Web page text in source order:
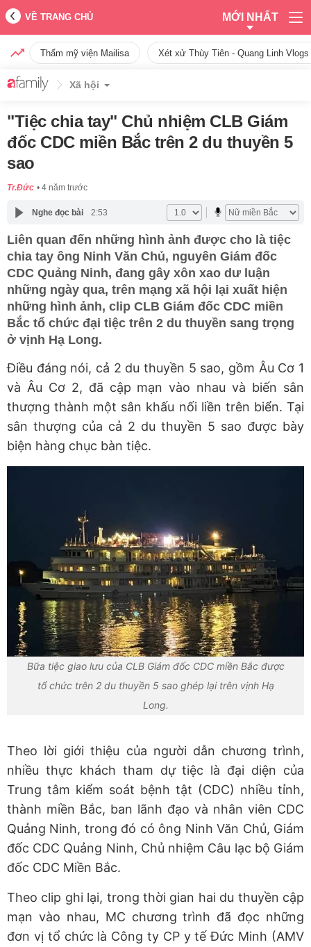
VỀ TRANG CHỦ MỚI NHẤT
Thẩm mỹ viện Mailisa Xét xử Thùy Tiên - Quang Linh
Xã hội
"Tiệc chia tay" Chủ nhiệm CLB Giám
đốc CDC miền Bắc trên 2 du thuyền 5
sao
Tr.Đức 4 năm trước
Nghe đọc bài 2:53
Liên quan đến những hình ảnh được cho là tiệc
chia tay ông Ninh Văn Chủ, nguyên Giám đốc
CDC Quảng Ninh, đang gây xôn xao dư luận
những ngày qua, trên mạng xã hội lại xuất hiện
những hình ảnh, clip CLB Giám đốc CDC miền
Bắc tổ chức đại tiệc trên 2 du thuyền sang trọng
ở vịnh Hạ Long.
Điều đáng nói, cả 2 du thuyền 5 sao, gồm Âu Cơ 1
và Âu Cơ 2, đã cập mạn vào nhau và biến sân
thượng thành một sân khấu nối liền trên biển. Tại
sân thượng của cả 2 du thuyền 5 sao được bày
biện hàng chục bàn tiệc.
Bữa tiệc giao lưu của CLB Giám đốc CDC miền Bắc được
tổ chức trên 2 du thuyền 5 sao ghép lại trên vịnh Hạ
Long.
Theo lời giới thiệu của người dẫn chương trình,
nhiều thực khách tham dự tiệc là đại diện của
Trung tâm kiểm soát bệnh tật (CDC) nhiều tỉnh,
thành miền Bắc, ban lãnh đạo và nhân viên CDC
Quảng Ninh, trong đó có ông Ninh Văn Chủ, Giám
đốc CDC Quảng Ninh, Chủ nhiệm Câu lạc bộ Giám
đốc CDC Miền Bắc.
Theo clip ghi lại, trong thời gian hai du thuyền cập
mạn vào nhau, MC chương trình đã đọc những
đơn vị tổ chức là Công ty CP y tế Đức Minh (AMV